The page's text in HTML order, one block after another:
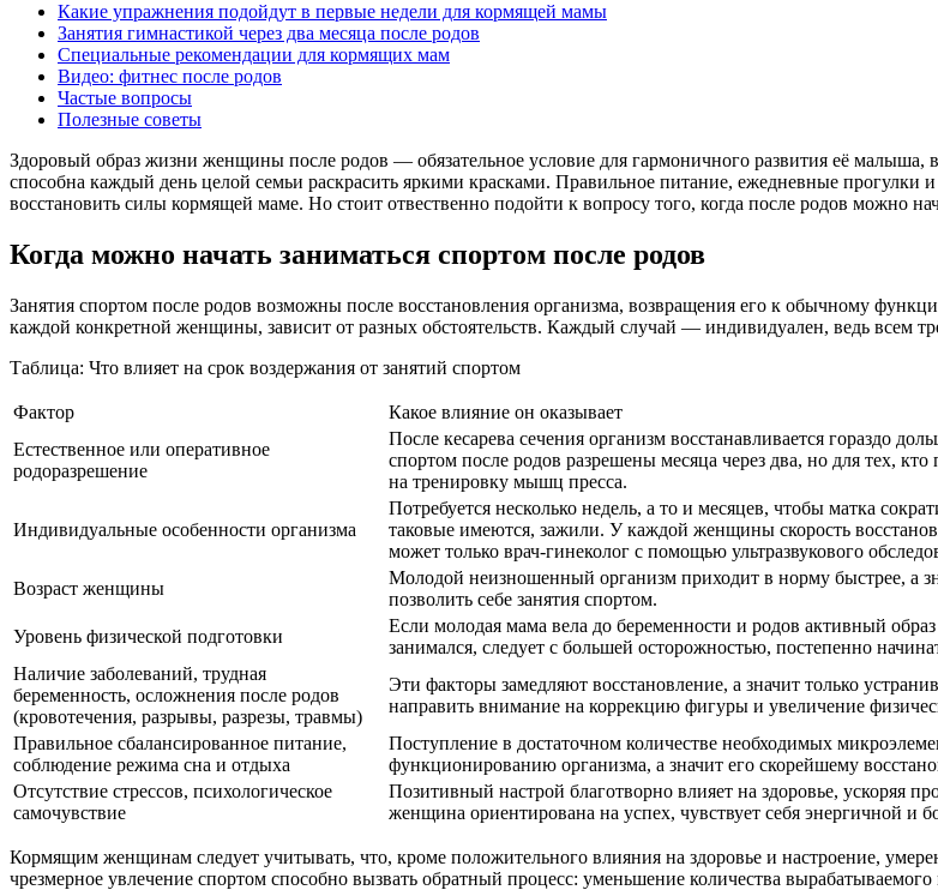
Какие упражнения подойдут в первые недели для кормящей мамы
Занятия гимнастикой через два месяца после родов
Специальные рекомендации для кормящих мам
Видео: фитнес после родов
Частые вопросы
Полезные советы
Здоровый образ жизни женщины после родов — обязательное условие для гармоничного развития её малыша,
способна каждый день целой семьи раскрасить яркими красками. Правильное питание, ежедневные прогулки
восстановить силы кормящей маме. Но стоит отвественно подойти к вопросу того, когда после родов можно
Когда можно начать заниматься спортом после родов
Занятия спортом после родов возможны после восстановления организма, возвращения его к обычному
каждой конкретной женщины, зависит от разных обстоятельств. Каждый случай — индивидуален, ведь всем
Таблица: Что влияет на срок воздержания от занятий спортом
Фактор
Какое влияние он оказывает
Естественное или оперативное
родоразрешение
После кесарева сечения организм восстанавливается гораздо
спортом после родов разрешены месяца через два, но для тех,
на тренировку мышц пресса.
Индивидуальные особенности организма
Потребуется несколько недель, а то и месяцев, чтобы матка
таковые имеются, зажили. У каждой женщины скорость
может только врач-гинеколог с помощью ультразвукового
Возраст женщины
Молодой неизношенный организм приходит в норму быстрее, а
позволить себе занятия спортом.
Уровень физической подготовки
Если молодая мама вела до беременности и родов активный
занимался, следует с большей осторожностью, постепенно
Наличие заболеваний, трудная
беременность, осложнения после родов
(кровотечения, разрывы, разрезы, травмы)
Эти факторы замедляют восстановление, а значит только
направить внимание на коррекцию фигуры и увеличение
Правильное сбалансированное питание,
соблюдение режима сна и отдыха
Поступление в достаточном количестве необходимых
функционированию организма, а значит его скорейшему
Отсутствие стрессов, психологическое
самочувствие
Позитивный настрой благотворно влияет на здоровье, ускоряя
женщина ориентирована на успех, чувствует себя энергичной и
Кормящим женщинам следует учитывать, что, кроме положительного влияния на здоровье и настроение,
чрезмерное увлечение спортом способно вызвать обратный процесс: уменьшение количества вырабатываемого